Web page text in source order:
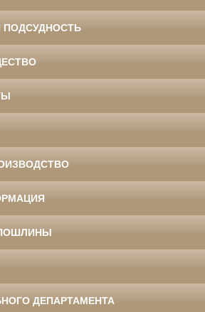
ПОДСУДНОСТЬ
ДЕПАРТАМЕНТА